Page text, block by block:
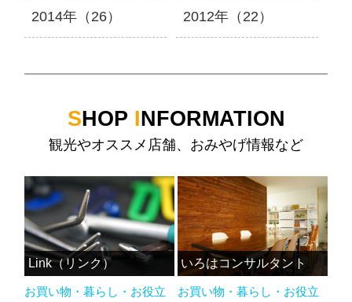
2014年（26） 2012年（22）
SHOP INFORMATION
観光やオススメ店舗、おみやげ情報など
Link（リンク）
お買い物・暮らし・お役立
いろはコンサルタント
お買い物・暮らし・お役立